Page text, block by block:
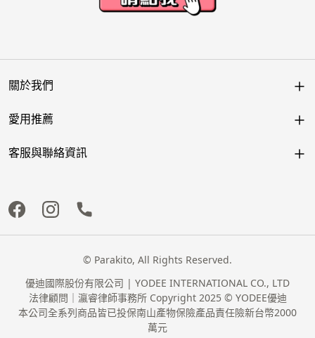
關於我們
愛用推薦
客服與聯絡資訊
© Parakito, All Rights Reserved.
優迪國際股份有限公司 | YODEE INTERNATIONAL CO., LTD
法律顧問｜瀛睿律師事務所 Copyright 2025 © YODEE優迪
本公司全系列商品皆已投保南山產物保險產品責任險新台幣2000
萬元